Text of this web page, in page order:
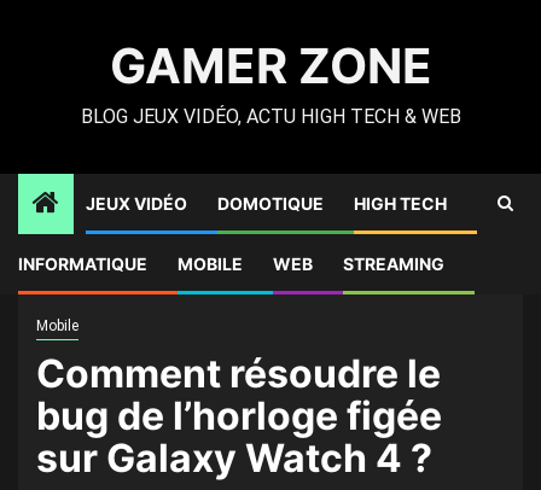
GAMER ZONE
BLOG JEUX VIDÉO, ACTU HIGH TECH & WEB
JEUX VIDÉO DOMOTIQUE HIGH TECH
INFORMATIQUE MOBILE WEB STREAMING
l’horloge figée sur Galaxy Watch 4 ?
Mobile
Comment résoudre le
bug de l’horloge figée
sur Galaxy Watch 4 ?